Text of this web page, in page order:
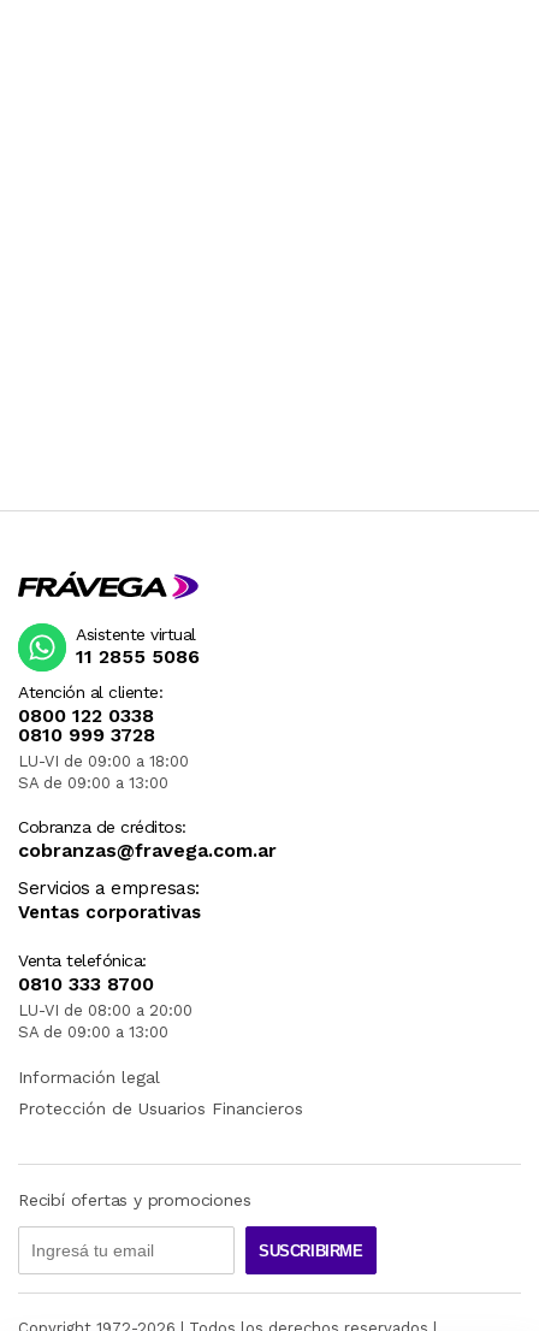
Atención al cliente:
0800 122 0338
0810 999 3728
LU-VI de 09:00 a 18:00
SA de 09:00 a 13:00
Cobranza de créditos:
cobranzas@fravega.com.ar
Servicios a empresas:
Ventas corporativas
Venta telefónica:
0810 333 8700
LU-VI de 08:00 a 20:00
SA de 09:00 a 13:00
Asistente virtual
11 2855 5086
Información legal
Protección de Usuarios Financieros
Recibí ofertas y promociones
SUSCRIBIRME